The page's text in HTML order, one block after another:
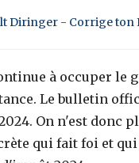
Diringer - Corrige ton
à occuper le
Le bulletin
On n'est donc
qui fait foi et